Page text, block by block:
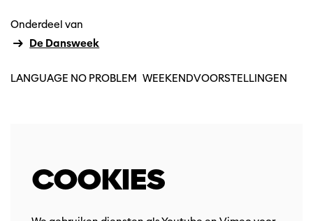
Onderdeel van
De Dansweek
LANGUAGE NO PROBLEM WEEKENDVOORSTELLINGEN
COOKIES